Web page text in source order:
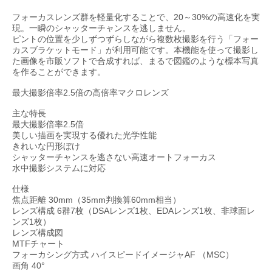
フォーカスレンズ群を軽量化することで、20～30%の高速化を実
現。一瞬のシャッターチャンスを逃しません。
ピントの位置を少しずつずらしながら複数枚撮影を行う「フォー
カスブラケットモード」が利用可能です。本機能を使って撮影し
た画像を市販ソフトで合成すれば、まるで図鑑のような標本写真
を作ることができます。
最大撮影倍率2.5倍の高倍率マクロレンズ
主な特長
最大撮影倍率2.5倍
美しい描画を実現する優れた光学性能
きれいな円形ぼけ
シャッターチャンスを逃さない高速オートフォーカス
水中撮影システムに対応
仕様
焦点距離 30mm（35mm判換算60mm相当）
レンズ構成 6群7枚（DSAレンズ1枚、EDAレンズ1枚、非球面レ
ンズ1枚）
レンズ構成図
MTFチャート
フォーカシング方式 ハイスピードイメージャAF （MSC）
画角 40°